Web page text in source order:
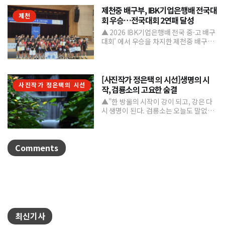
제천
제천중 배구부, IBK기업은행배 전국대
회 우승…전국대회 2연패 달성
▲ 2026 IBK기업은행배 전국 중·고 배구
대회' 에서 우승을 차지한 제천중 배구부.
사진작가 정은택의 시선
[사진작가 정은택 의 시선]생명의 시
작, 검룡소의 고요한 숨결
▲"한 방울의 시작이 강이 되고, 강은 다
시 생명이 된다. 검룡소는 오늘도 말없이
Comments
최신기사